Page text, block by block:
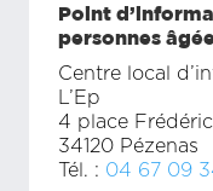
Point
personnes
Centre local
L’Ep
4 place
34120 Pézenas
Tél. : 04 67 09